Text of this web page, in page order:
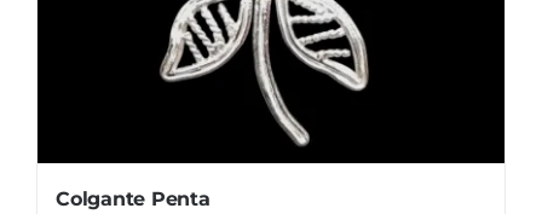
Colgante Penta